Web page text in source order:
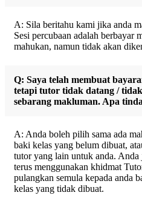
A: Sila beritahu kami jika anda
Sesi percubaan adalah berbayar
mahukan, namun tidak akan
Q: Saya telah membuat
tetapi tutor tidak datang /
sebarang makluman. Apa
A: Anda boleh pilih sama ada
baki kelas yang belum dibuat,
tutor yang lain untuk anda.
terus menggunakan khidmat
pulangkan semula kepada anda
kelas yang tidak dibuat.